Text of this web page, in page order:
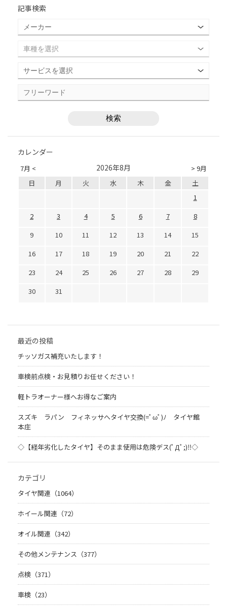
記事検索
カレンダー
7月 < > 9月
2026年8月
日 月 火 水 木 金
土
1
2
3 4 5 6 7
8
9
10 11 12 13 14
15
16
17 18 19 20 21
22
23
24 25 26 27 28
29
30
31
最近の投稿
チッソガス補充いたします！
車検前点検・お見積りお任せください！
軽トラオーナー様へお得なご案内
スズキ ラパン フィネッサへタイヤ交換(=ﾟωﾟ)ﾉ タイヤ館
本庄
◇【経年劣化したタイヤ】そのまま使用は危険デス(ﾟДﾟ;)‼◇
カテゴリ
タイヤ関連（1064）
ホイール関連（72）
オイル関連（342）
その他メンテナンス（377）
点検（371）
車検（23）